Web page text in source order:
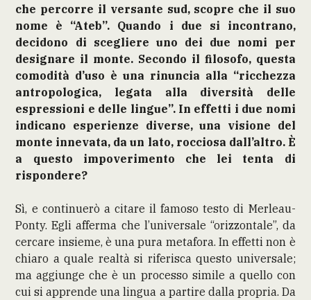
che percorre il versante sud, scopre che il suo
nome è “Ateb”. Quando i due si incontrano,
decidono di scegliere uno dei due nomi per
designare il monte. Secondo il filosofo, questa
comodità d’uso è una rinuncia alla “ricchezza
antropologica, legata alla diversità delle
espressioni e delle lingue”. In effetti i due nomi
indicano esperienze diverse, una visione del
monte innevata, da un lato, rocciosa dall’altro. È
a questo impoverimento che lei tenta di
rispondere?
Sì, e continuerò a citare il famoso testo di Merleau-
Ponty. Egli afferma che l’universale “orizzontale”, da
cercare insieme, è una pura metafora. In effetti non è
chiaro a quale realtà si riferisca questo universale;
ma aggiunge che è un processo simile a quello con
cui si apprende una lingua a partire dalla propria. Da